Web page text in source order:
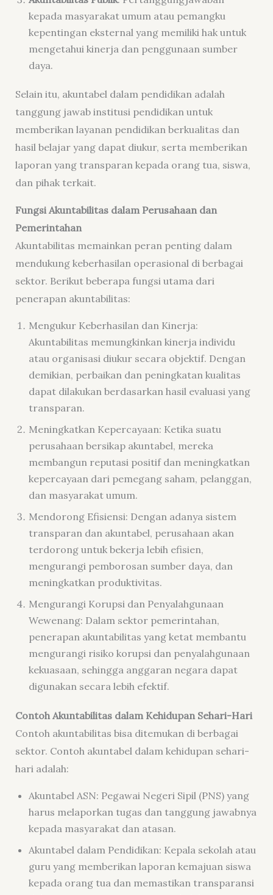
kepada masyarakat umum atau pemangku
kepentingan eksternal yang memiliki hak untuk
mengetahui kinerja dan penggunaan sumber
daya.
Selain itu, akuntabel dalam pendidikan adalah
tanggung jawab institusi pendidikan untuk
memberikan layanan pendidikan berkualitas dan
hasil belajar yang dapat diukur, serta memberikan
laporan yang transparan kepada orang tua, siswa,
dan pihak terkait.
Fungsi Akuntabilitas dalam Perusahaan dan
Pemerintahan
Akuntabilitas memainkan peran penting dalam
mendukung keberhasilan operasional di berbagai
sektor. Berikut beberapa fungsi utama dari
penerapan akuntabilitas:
Mengukur Keberhasilan dan Kinerja:
Akuntabilitas memungkinkan kinerja individu
atau organisasi diukur secara objektif. Dengan
demikian, perbaikan dan peningkatan kualitas
dapat dilakukan berdasarkan hasil evaluasi yang
transparan.
Meningkatkan Kepercayaan: Ketika suatu
perusahaan bersikap akuntabel, mereka
membangun reputasi positif dan meningkatkan
kepercayaan dari pemegang saham, pelanggan,
dan masyarakat umum.
Mendorong Efisiensi: Dengan adanya sistem
transparan dan akuntabel, perusahaan akan
terdorong untuk bekerja lebih efisien,
mengurangi pemborosan sumber daya, dan
meningkatkan produktivitas.
Mengurangi Korupsi dan Penyalahgunaan
Wewenang: Dalam sektor pemerintahan,
penerapan akuntabilitas yang ketat membantu
mengurangi risiko korupsi dan penyalahgunaan
kekuasaan, sehingga anggaran negara dapat
digunakan secara lebih efektif.
Contoh Akuntabilitas dalam Kehidupan Sehari-Hari
Contoh akuntabilitas bisa ditemukan di berbagai
sektor. Contoh akuntabel dalam kehidupan sehari-
hari adalah:
Akuntabel ASN: Pegawai Negeri Sipil (PNS) yang
harus melaporkan tugas dan tanggung jawabnya
kepada masyarakat dan atasan.
Akuntabel dalam Pendidikan: Kepala sekolah atau
guru yang memberikan laporan kemajuan siswa
kepada orang tua dan memastikan transparansi